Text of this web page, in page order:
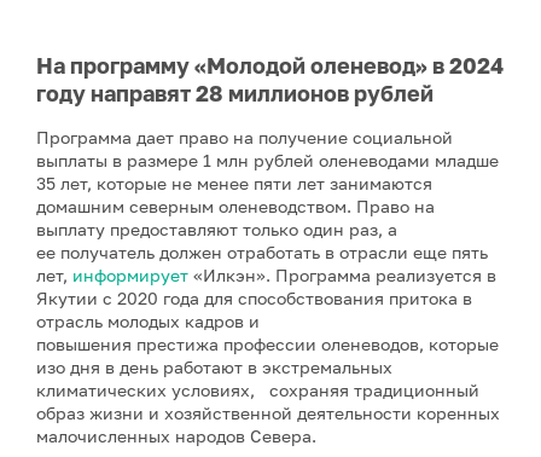
На программу «Молодой оленевод» в 2024
году направят 28 миллионов рублей
Программа дает право на получение социальной
выплаты в размере 1 млн рублей оленеводами младше
35 лет, которые не менее пяти лет занимаются
домашним северным оленеводством. Право на
выплату предоставляют только один раз, а
ее получатель должен отработать в отрасли еще пять
лет, информирует «Илкэн». Программа реализуется в
Якутии с 2020 года для способствования притока в
отрасль молодых кадров и
повышения престижа профессии оленеводов, которые
изо дня в день работают в экстремальных
климатических условиях, сохраняя традиционный
образ жизни и хозяйственной деятельности коренных
малочисленных народов Севера.